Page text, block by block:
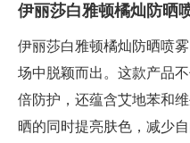
伊丽莎白雅顿橘灿防晒
伊丽莎白雅顿橘灿防晒喷
场中脱颖而出。这款产品
倍防护，还蕴含艾地苯和
晒的同时提亮肤色，减少